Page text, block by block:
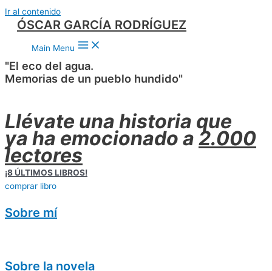
Ir al contenido
ÓSCAR GARCÍA RODRÍGUEZ
Main Menu
"El eco del agua.
Memorias de un pueblo hundido"
Llévate una historia que
ya ha emocionado a 2.000
lectores
¡8 ÚLTIMOS LIBROS!
comprar libro
Sobre mí
Sobre la novela